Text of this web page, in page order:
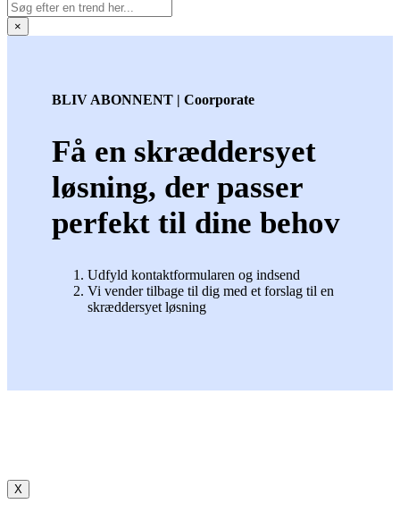
×
BLIV ABONNENT | Coorporate
Få en skræddersyet
løsning, der passer
perfekt til dine behov
Udfyld kontaktformularen og indsend
Vi vender tilbage til dig med et forslag til en
skræddersyet løsning
X